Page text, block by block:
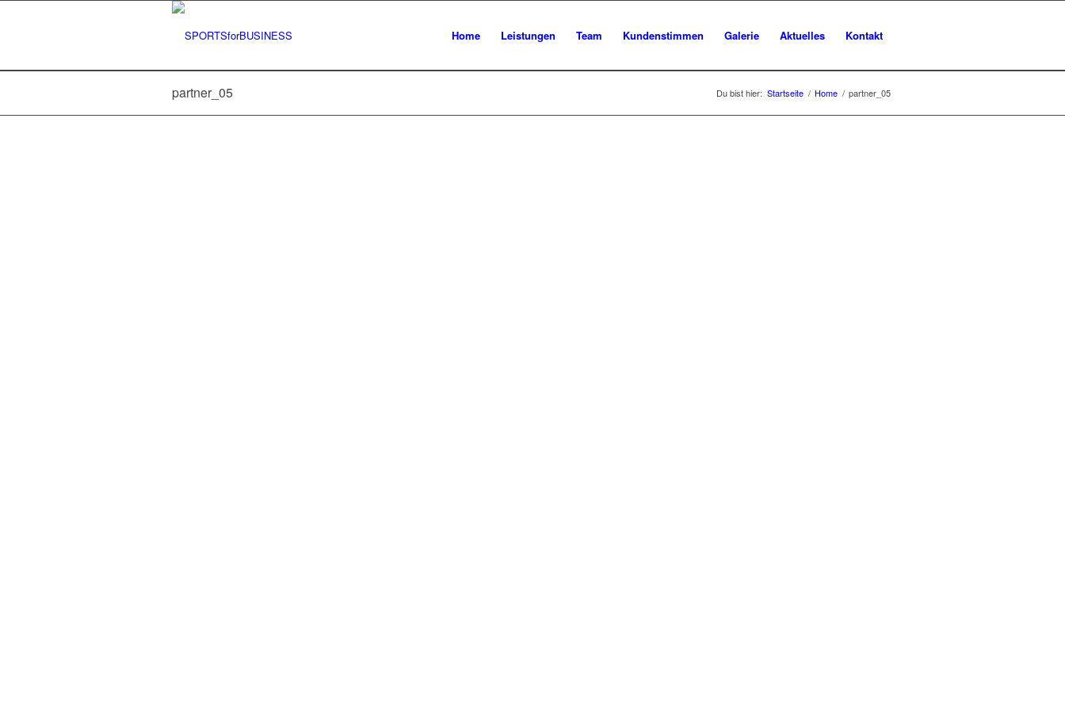
Home Leistungen Team Kundenstimmen Galerie Aktuelles Kontakt
partner_05 Du bist hier: Startseite / Home / partner_05